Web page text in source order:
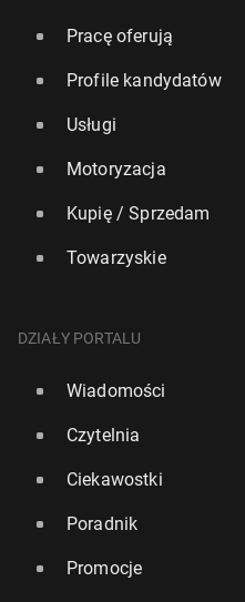
Pracę oferują
Profile kandydatów
Usługi
Motoryzacja
Kupię / Sprzedam
Towarzyskie
DZIAŁY PORTALU
Wiadomości
Czytelnia
Ciekawostki
Poradnik
Promocje